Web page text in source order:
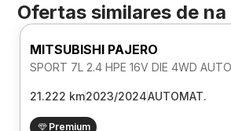
Ofertas similares de na
MITSUBISHI PAJERO
21.222 km2023/2024AUTOMAT.
Premium